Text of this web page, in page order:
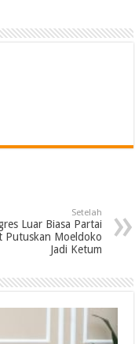
Setelah
Luar Biasa Partai
Putuskan Moeldoko
Jadi Ketum